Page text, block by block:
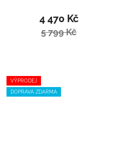
4 470 Kč
5 799 Kč
VÝPRODEJ
DOPRAVA ZDARMA